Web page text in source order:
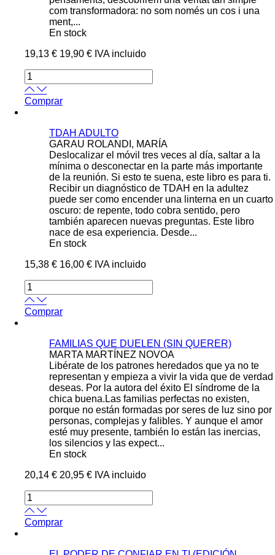
com transformadora: no som només un cos i una
ment,...
En stock
19,13 € 19,90 € IVA incluido
Comprar
TDAH ADULTO
GARAU ROLANDI, MARÍA
Deslocalizar el móvil tres veces al día, saltar a la
mínima o desconectar en la parte más importante
de la reunión. Si esto te suena, este libro es para ti.
Recibir un diagnóstico de TDAH en la adultez
puede ser como encender una linterna en un cuarto
oscuro: de repente, todo cobra sentido, pero
también aparecen nuevas preguntas. Este libro
nace de esa experiencia. Desde...
En stock
15,38 € 16,00 € IVA incluido
Comprar
FAMILIAS QUE DUELEN (SIN QUERER)
MARTA MARTÍNEZ NOVOA
Libérate de los patrones heredados que ya no te
representan y empieza a vivir la vida que de verdad
deseas. Por la autora del éxito El síndrome de la
chica buena.Las familias perfectas no existen,
porque no están formadas por seres de luz sino por
personas, complejas y falibles. Y aunque el amor
esté muy presente, también lo están las inercias,
los silencios y las expect...
En stock
20,14 € 20,95 € IVA incluido
Comprar